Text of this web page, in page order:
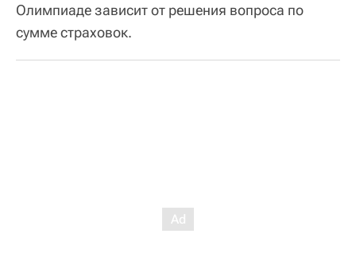
Олимпиаде зависит от решения вопроса по
сумме страховок.